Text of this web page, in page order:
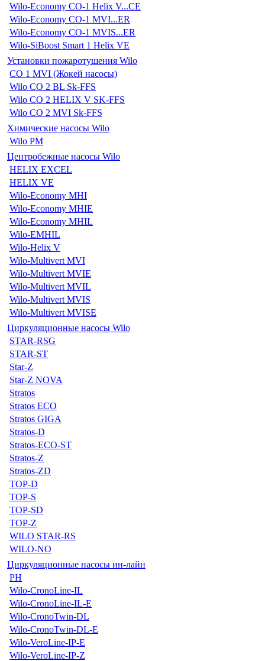
Wilo-Economy CO-1 Helix V...CE
Wilo-Economy CO-1 MVI...ER
Wilo-Economy CO-1 MVIS...ER
Wilo-SiBoost Smart 1 Helix VE
Установки пожаротушения Wilo
CO 1 MVI (Жокей насосы)
Wilo CO 2 BL Sk-FFS
Wilo CO 2 HELIX V SK-FFS
Wilo CO 2 MVI Sk-FFS
Химические насосы Wilo
Wilo PM
Центробежные насосы Wilo
HELIX EXCEL
HELIX VE
Wilo-Economy MHI
Wilo-Economy MHIE
Wilo-Economy MHIL
Wilo-EMHIL
Wilo-Helix V
Wilo-Multivert MVI
Wilo-Multivert MVIE
Wilo-Multivert MVIL
Wilo-Multivert MVIS
Wilo-Multivert MVISE
Циркуляционные насосы Wilo
STAR-RSG
STAR-ST
Star-Z
Star-Z NOVA
Stratos
Stratos ECO
Stratos GIGA
Stratos-D
Stratos-ECO-ST
Stratos-Z
Stratos-ZD
TOP-D
TOP-S
TOP-SD
TOP-Z
WILO STAR-RS
WILO-NO
Циркуляционные насосы ин-лайн
PH
Wilo-CronoLine-IL
Wilo-CronoLine-IL-E
Wilo-CronoTwin-DL
Wilo-CronoTwin-DL-E
Wilo-VeroLine-IP-E
Wilo-VeroLine-IP-Z